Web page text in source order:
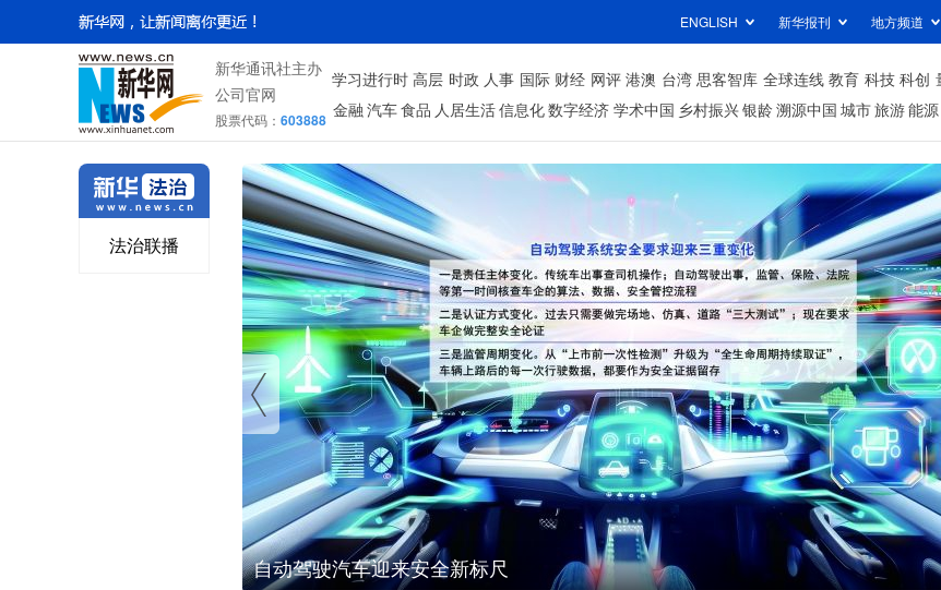
ENGLISH 新华报刊 地方频道
新华通讯社主办
公司官网
股票代码： 603888
学习进行时 高层 时政 人事 国际 财经 网评 港澳 台湾 思客智库 全球连线 教育 科技 科创
金融 汽车食品 人居生活信息化数字经济 学术中国 乡村振兴银龄溯源中国 城市旅游能源
法治联播
自动驾驶汽车迎来安全新标尺